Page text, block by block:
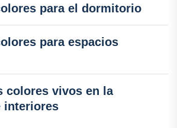
para el dormitorio
para espacios
colores vivos en la
interiores